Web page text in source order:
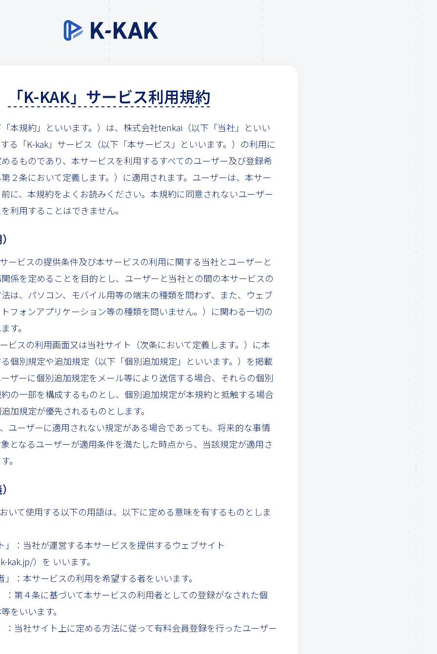
「K-KAK」サービス利用規約
本規約」といいます。）は、株式会社tenkai（以下「当社」といい
る「K-kak」サービス（以下「本サービス」といいます。）の利用に
るものであり、本サービスを利用するすべてのユーザー及び登録希
２条において定義します。）に適用されます。ユーザーは、本サー
に、本規約をよくお読みください。本規約に同意されないユーザー
利用することはできません。
ービスの提供条件及び本サービスの利用に関する当社とユーザーと
係を定めることを目的とし、ユーザーと当社との間の本サービスの
は、パソコン、モバイル用等の端末の種類を問わず、また、ウェブ
フォンアプリケーション等の種類を問いません。）に関わる一切の
す。
ビスの利用画面又は当社サイト（次条において定義します。）に本
個別規定や追加規定（以下「個別追加規定」といいます。）を掲載
ザーに個別追加規定をメール等により送信する場合、それらの個別
の一部を構成するものとし、個別追加規定が本規約と抵触する場合
加規定が優先されるものとします。
ユーザーに適用されない規定がある場合であっても、将来的な事情
となるユーザーが適用条件を満たした時点から、当該規定が適用さ
。
いて使用する以下の用語は、以下に定める意味を有するものとしま
」：当社が運営する本サービスを提供するウェブサイト
kak.jp/）を いいます。
」：本サービスの利用を希望する者をいいます。
：第４条に基づいて本サービスの利用者としての登録がなされた個
をいいます。
：当社サイト上に定める方法に従って有料会員登録を行ったユーザー